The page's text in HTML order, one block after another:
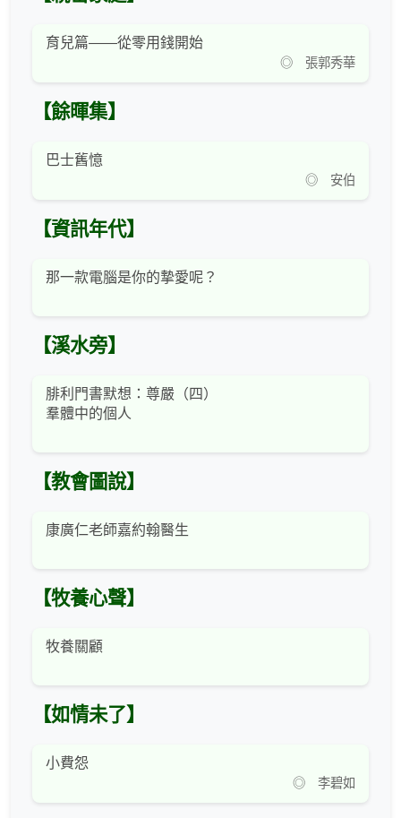
育兒篇——從零用錢開始
◎ 張郭秀華
【餘暉集】
巴士舊憶
◎ 安伯
【資訊年代】
那一款電腦是你的摯愛呢？
【溪水旁】
腓利門書默想：尊嚴（四）
羣體中的個人
【教會圖說】
康廣仁老師嘉約翰醫生
【牧養心聲】
牧養關顧
【如情未了】
小費怨
◎ 李碧如